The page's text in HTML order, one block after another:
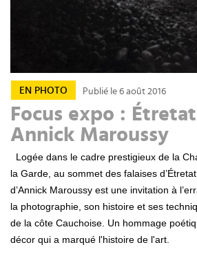
EN PHOTO Publié le 6 août 2016
Focus expo :
Annick Maroussy
la Garde, au sommet des falaises
d’Annick Maroussy est une invitation à
la photographie, son histoire et ses
de la côte Cauchoise. Un hommage
décor qui a marqué l'histoire de l'art.